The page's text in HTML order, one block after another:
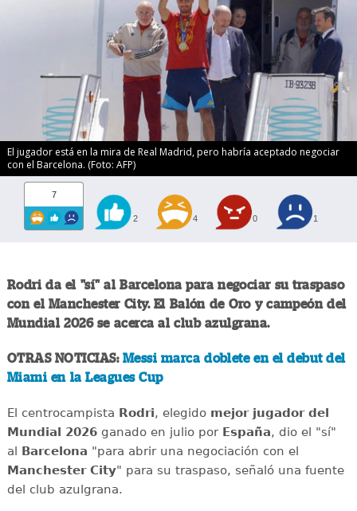
El jugador está en la mira de Real Madrid, pero habría aceptado negociar
con el Barcelona. (Foto: AFP)
7
2 4 0 1
Rodri da el "sí" al Barcelona para negociar su traspaso
con el Manchester City. El Balón de Oro y campeón del
Mundial 2026 se acerca al club azulgrana.
OTRAS NOTICIAS: Messi marca doblete en el debut del
Miami en la Leagues Cup
El centrocampista Rodri, elegido mejor jugador del
Mundial 2026ganado en julio por España, dio el "sí"
al Barcelona "para abrir una negociación con el
Manchester City" para su traspaso, señaló una fuente
del club azulgrana.